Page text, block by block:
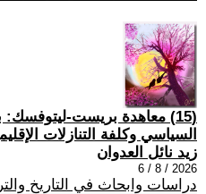
(15) معاهدة بريست-ليتوفسك:
السياسي وكلفة التنازلات
زيد نائل العدوان
2026 / 8 / 6
دراسات وابحاث في التاريخ